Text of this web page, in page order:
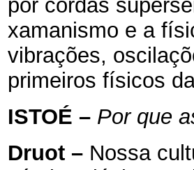
por cordas
xamanismo e a
vibrações,
primeiros físicos
ISTOÉ – Por que
Druot – Nossa